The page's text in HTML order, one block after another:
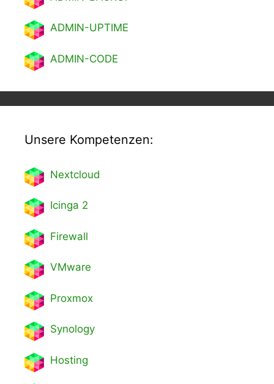
ADMIN-UPTIME
ADMIN-CODE
Unsere Kompetenzen:
Nextcloud
Icinga 2
Firewall
VMware
Proxmox
Synology
Hosting